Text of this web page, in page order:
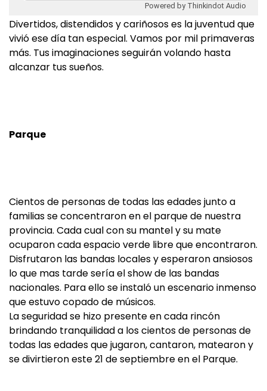
Powered by Thinkindot Audio
Divertidos, distendidos y cariñosos es la juventud que
vivió ese día tan especial. Vamos por mil primaveras
más. Tus imaginaciones seguirán volando hasta
alcanzar tus sueños.
Parque
Cientos de personas de todas las edades junto a
familias se concentraron en el parque de nuestra
provincia. Cada cual con su mantel y su mate
ocuparon cada espacio verde libre que encontraron.
Disfrutaron las bandas locales y esperaron ansiosos
lo que mas tarde sería el show de las bandas
nacionales. Para ello se instaló un escenario inmenso
que estuvo copado de músicos.
La seguridad se hizo presente en cada rincón
brindando tranquilidad a los cientos de personas de
todas las edades que jugaron, cantaron, matearon y
se divirtieron este 21 de septiembre en el Parque.